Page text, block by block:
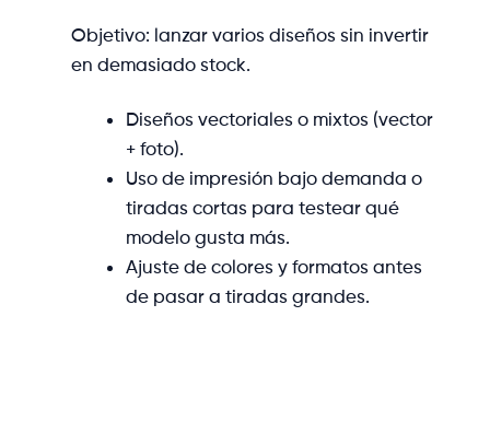
Objetivo: lanzar varios diseños sin invertir
en demasiado stock.
Diseños vectoriales o mixtos (vector
+ foto).
Uso de impresión bajo demanda o
tiradas cortas para testear qué
modelo gusta más.
Ajuste de colores y formatos antes
de pasar a tiradas grandes.